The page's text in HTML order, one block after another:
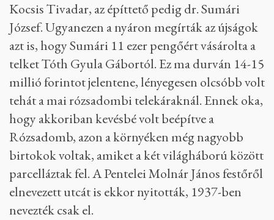
Kocsis Tivadar, az építtető pedig dr. Sumári
József. Ugyanezen a nyáron megírták az újságok
azt is, hogy Sumári 11 ezer pengőért vásárolta a
telket Tóth Gyula Gábortól. Ez ma durván 14-15
millió forintot jelentene, lényegesen olcsóbb volt
tehát a mai rózsadombi telekáraknál. Ennek oka,
hogy akkoriban kevésbé volt beépítve a
Rózsadomb, azon a környéken még nagyobb
birtokok voltak, amiket a két világháború között
parcelláztak fel. A Pentelei Molnár János festőről
elnevezett utcát is ekkor nyitották, 1937-ben
nevezték csak el.